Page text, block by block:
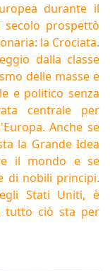
durante il
prospettò
la Crociata.
dalla classe
delle masse e
e politico senza
centrale per
Anche se
la Grande Idea
il mondo e se
di nobili principi.
Stati Uniti, è
tutto ciò sta per